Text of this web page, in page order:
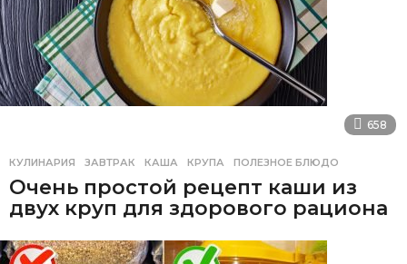
658
КУЛИНАРИЯ ЗАВТРАК ,КАША ,КРУПА ,ПОЛЕЗНОЕ БЛЮДО
Очень простой рецепт каши из
двух круп для здорового рациона